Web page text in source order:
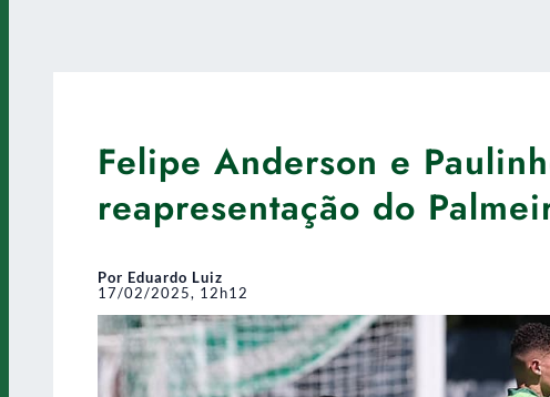
Felipe Anderson e
reapresentação do
Por Eduardo Luiz
17/02/2025, 12h12